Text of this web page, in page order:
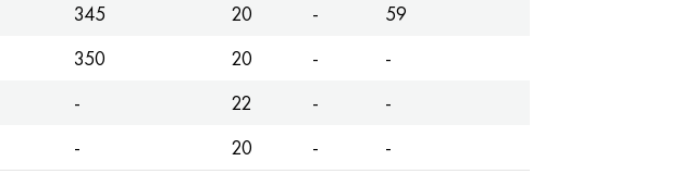
345 20 -
59
350 20 -
-
- 22 -
-
- 20 - -